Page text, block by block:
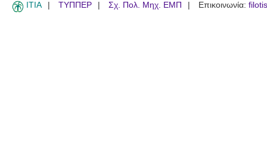
ITIA ΤΥΠΠΕΡ Σχ. Πολ. Μηχ. ΕΜΠ Επικοινωνία: